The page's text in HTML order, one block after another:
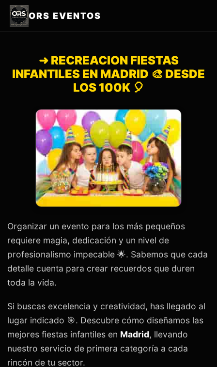
ORS EVENTOS
➜ RECREACION FIESTAS
INFANTILES EN MADRID 🎨 DESDE
LOS 100K 🎈
Organizar un evento para los más pequeños
requiere magia, dedicación y un nivel de
profesionalismo impecable 🌟. Sabemos que cada
detalle cuenta para crear recuerdos que duren
toda la vida.
Si buscas excelencia y creatividad, has llegado al
lugar indicado 🎯. Descubre cómo diseñamos las
mejores fiestas infantiles en Madrid, llevando
nuestro servicio de primera categoría a cada
rincón de tu sector.